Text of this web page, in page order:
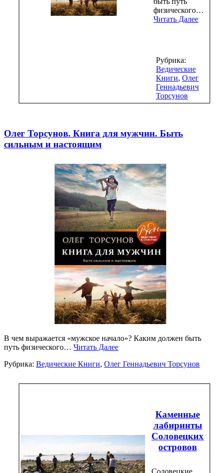
физического…
Читать Далее
Рубрика:
Ведические
Книги, Олег
Геннадьевич
Торсунов
Олег Торсунов. Книга для мужчин. Быть
сильным и настоящим
В чем выражается «мужское начало»? Каким должен быть
путь физического… Читать Далее
Рубрика: Ведические Книги, Олег Геннадьевич Торсунов
Каменные
лабиринты
Соловецких
островов
Соловецкие